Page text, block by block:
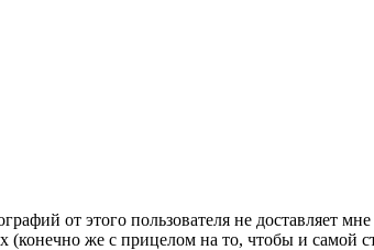
от этого пользователя не доставляет
же с прицелом на то, чтобы и самой